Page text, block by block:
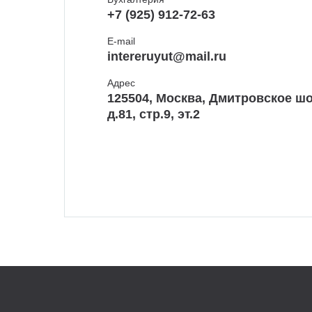
+7 (925) 912-72-63
E-mail
intereruyut@mail.ru
Адрес
125504, Москва, Дмитровское
д.81, стр.9, эт.2